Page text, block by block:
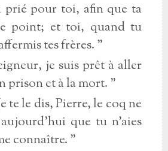
pour toi, afin que ta
point; et toi, quand tu
tes frères. "
je suis prêt à aller
prison et à la mort. "
te le dis, Pierre, le coq ne
que tu n'aies
connaître. "